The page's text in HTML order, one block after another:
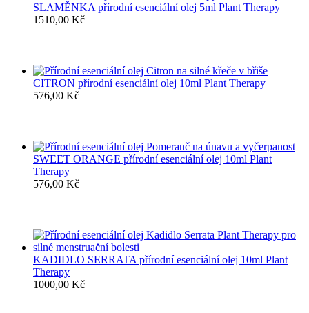
SLAMĚNKA přírodní esenciální olej 5ml Plant Therapy
1510,00 Kč
CITRON přírodní esenciální olej 10ml Plant Therapy
576,00 Kč
SWEET ORANGE přírodní esenciální olej 10ml Plant
Therapy
576,00 Kč
KADIDLO SERRATA přírodní esenciální olej 10ml Plant
Therapy
1000,00 Kč